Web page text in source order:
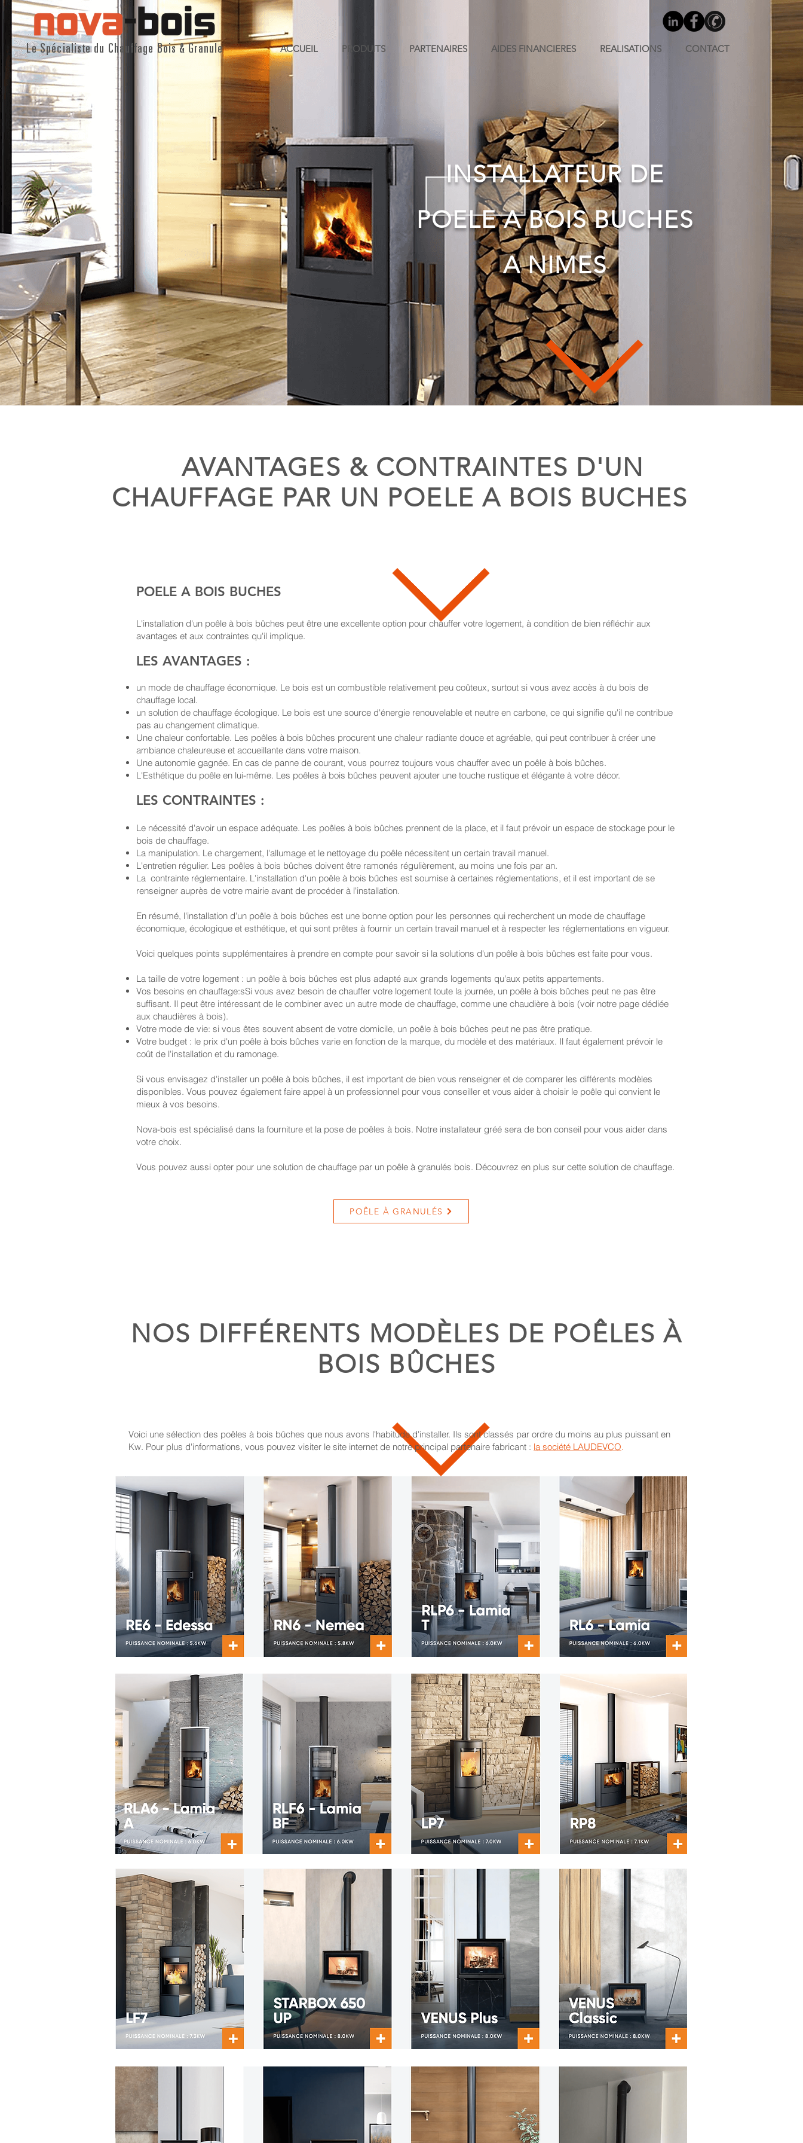
Le Spécialiste du Chauffage Bois & Granule ACCUEIL PRODUITS PARTENAIRES AIDES FINANCIERES REALISATIONS CONTACT
INSTALLATEUR DE
POELE A BOIS BUCHES
A NIMES
AVANTAGES & CONTRAINTES D'UN
CHAUFFAGE PAR UN POELE A BOIS BUCHES
POELE A BOIS BUCHES
L'installation d'un poêle à bois bûches peut être une excellente option pour chauffer votre logement, à condition de bien réfléchir aux
avantages et aux contraintes qu'il implique.
LES AVANTAGES :
un mode de chauffage économique. Le bois est un combustible relativement peu coûteux, surtout si vous avez accès à du bois de
chauffage local.
un solution de chauffage écologique. Le bois est une source d'énergie renouvelable et neutre en carbone, ce qui signifie qu'il ne contribue
pas au changement climatique.
Une chaleur confortable. Les poêles à bois bûches procurent une chaleur radiante douce et agréable, qui peut contribuer à créer une
ambiance chaleureuse et accueillante dans votre maison.
Une autonomie gagnée. En cas de panne de courant, vous pourrez toujours vous chauffer avec un poêle à bois bûches.
L'Esthétique du poêle en lui-même. Les poêles à bois bûches peuvent ajouter une touche rustique et élégante à votre décor.
LES CONTRAINTES :
Le nécessité d'avoir un espace adéquate. Les poêles à bois bûches prennent de la place, et il faut prévoir un espace de stockage pour le
bois de chauffage.
La manipulation. Le chargement, l'allumage et le nettoyage du poêle nécessitent un certain travail manuel.
L'entretien régulier. Les poêles à bois bûches doivent être ramonés régulièrement, au moins une fois par an.
La contrainte réglementaire. L'installation d'un poêle à bois bûches est soumise à certaines réglementations, et il est important de se
renseigner auprès de votre mairie avant de procéder à l'installation.
En résumé, l'installation d'un poêle à bois bûches est une bonne option pour les personnes qui recherchent un mode de chauffage
économique, écologique et esthétique, et qui sont prêtes à fournir un certain travail manuel et à respecter les réglementations en vigueur.
Voici quelques points supplémentaires à prendre en compte pour savoir si la solutions d'un poêle à bois bûches est faite pour vous.
La taille de votre logement : un poêle à bois bûches est plus adapté aux grands logements qu'aux petits appartements.
Vos besoins en chauffage:sSi vous avez besoin de chauffer votre logement toute la journée, un poêle à bois bûches peut ne pas être
suffisant. Il peut être intéressant de le combiner avec un autre mode de chauffage, comme une chaudière à bois (voir notre page dédiée
aux chaudières à bois).
Votre mode de vie: si vous êtes souvent absent de votre domicile, un poêle à bois bûches peut ne pas être pratique.
Votre budget : le prix d'un poêle à bois bûches varie en fonction de la marque, du modèle et des matériaux. Il faut également prévoir le
coût de l'installation et du ramonage.
Si vous envisagez d'installer un poêle à bois bûches, il est important de bien vous renseigner et de comparer les différents modèles
disponibles. Vous pouvez également faire appel à un professionnel pour vous conseiller et vous aider à choisir le poêle qui convient le
mieux à vos besoins.
Nova-bois est spécialisé dans la fourniture et la pose de poêles à bois. Notre installateur gréé sera de bon conseil pour vous aider dans
votre choix.
Vous pouvez aussi opter pour une solution de chauffage par un poêle à granulés bois. Découvrez en plus sur cette solution de chauffage.
POÊLE À GRANULÉS
NOS DIFFÉRENTS MODÈLES DE POÊLES À
BOIS BÛCHES
Voici une sélection des poêles à bois bûches que nous avons l'habitude d'installer. Ils sont classés par ordre du moins au plus puissant en
Kw. Pour plus d'informations, vous pouvez visiter le site internet de notre principal partenaire fabricant : la société LAUDEVCO.